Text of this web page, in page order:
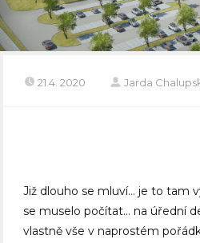
21.4. 2020 Jarda
Již dlouho se mluví… je to tam
se muselo počítat… na úřední
vlastně vše v naprostém